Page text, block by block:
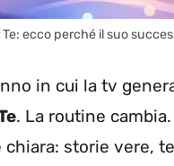
Te: ecco perché il suo
in cui la tv
. La routine
chiara: storie vere,